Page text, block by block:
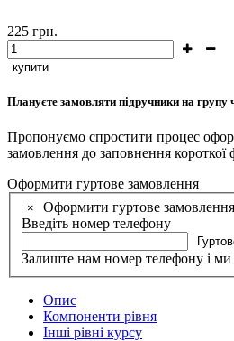
225 грн.
купити
Плануєте замовляти підручники на групу
Пропонуємо спростити процес
замовлення до заповнення короткої
Оформити гуртове замовлення
×
Оформити гуртове замовлення
Введіть номер телефону
Залиште нам номер телефону і
Опис
Компоненти рівня
Інші рівні курсу